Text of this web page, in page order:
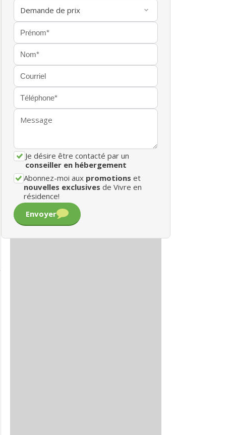
Je désire être contacté par un
conseiller en hébergement
Abonnez-moi aux promotions et
nouvelles exclusives de Vivre en
résidence!
Envoyer